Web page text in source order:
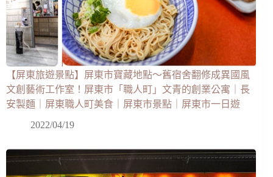
【屏東旅遊景點】屏東市寶藏地點～舊宿舍翻修成異國風
文創藝術工作室！屏東市「職人町」文青的創業公寓｜長
安製麵｜屏東職人町美食｜屏東市景點｜屏東市一日遊
2022/04/19